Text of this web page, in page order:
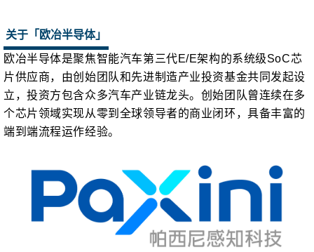
关于「欧冶半导体」
欧冶半导体是聚焦智能汽车第三代E/E架构的系统级SoC芯
片供应商，由创始团队和先进制造产业投资基金共同发起设
立，投资方包含众多汽车产业链龙头。创始团队曾连续在多
个芯片领域实现从零到全球领导者的商业闭环，具备丰富的
端到端流程运作经验。